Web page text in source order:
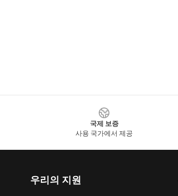
국제 보증
사용 국가에서 제공
우리의 지원